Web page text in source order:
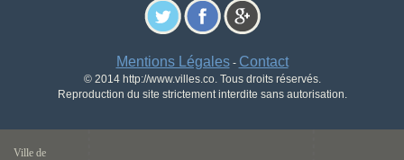
Mentions Légales- Contact
© 2014 http://www.villes.co. Tous droits réservés.
Reproduction du site strictement interdite sans autorisation.
Ville de